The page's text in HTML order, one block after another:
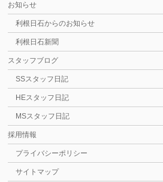
お知らせ
利根日石からのお知らせ
利根日石新聞
スタッフブログ
SSスタッフ日記
HEスタッフ日記
MSスタッフ日記
採用情報
プライバシーポリシー
サイトマップ